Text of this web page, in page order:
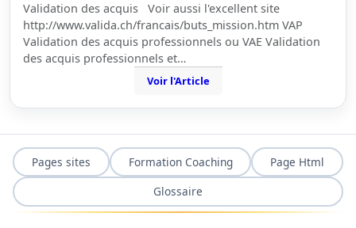
Validation des acquis Voir aussi l'excellent site
http://www.valida.ch/francais/buts_mission.htm VAP
Validation des acquis professionnels ou VAE Validation
des acquis professionnels et…
Voir l'Article
Pages sites Formation Coaching
Page Html
Glossaire